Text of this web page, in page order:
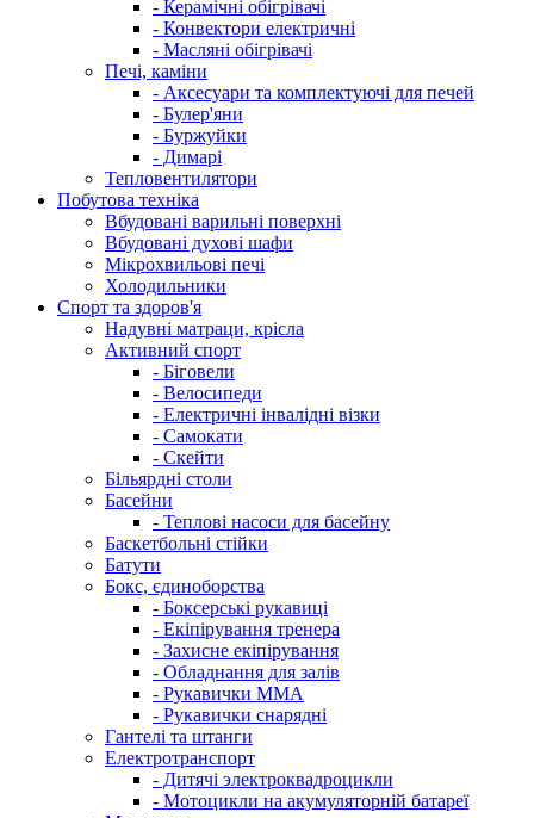
- Керамічні обігрівачі
- Конвектори електричні
- Масляні обігрівачі
Печі, каміни
- Аксесуари та комплектуючі для печей
- Булер'яни
- Буржуйки
- Димарі
Тепловентилятори
Побутова техніка
Вбудовані варильні поверхні
Вбудовані духові шафи
Мікрохвильові печі
Холодильники
Спорт та здоров'я
Надувні матраци, крісла
Активний спорт
- Біговели
- Велосипеди
- Електричні інвалідні візки
- Самокати
- Скейти
Більярдні столи
Басейни
- Теплові насоси для басейну
Баскетбольні стійки
Батути
Бокс, єдиноборства
- Боксерські рукавиці
- Екіпірування тренера
- Захисне екіпірування
- Обладнання для залів
- Рукавички ММА
- Рукавички снарядні
Гантелі та штанги
Електротранспорт
- Дитячі электроквадроцикли
- Мотоцикли на акумуляторній батареї